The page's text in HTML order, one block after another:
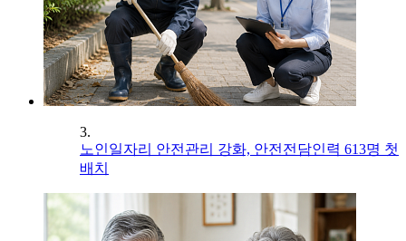
3.
노인일자리 안전관리 강화, 안전전담인력 613명 첫
배치